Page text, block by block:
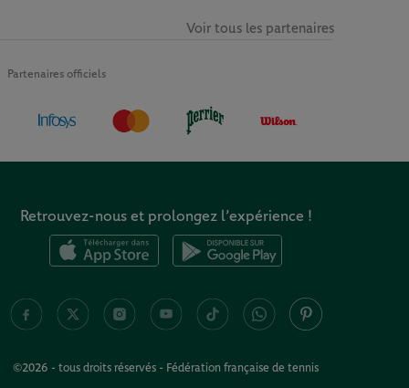
Partenaires officiels
Voir tous les partenaires
Retrouvez-nous et prolongez l’expérience !
©2026 - tous droits réservés - Fédération française de tennis